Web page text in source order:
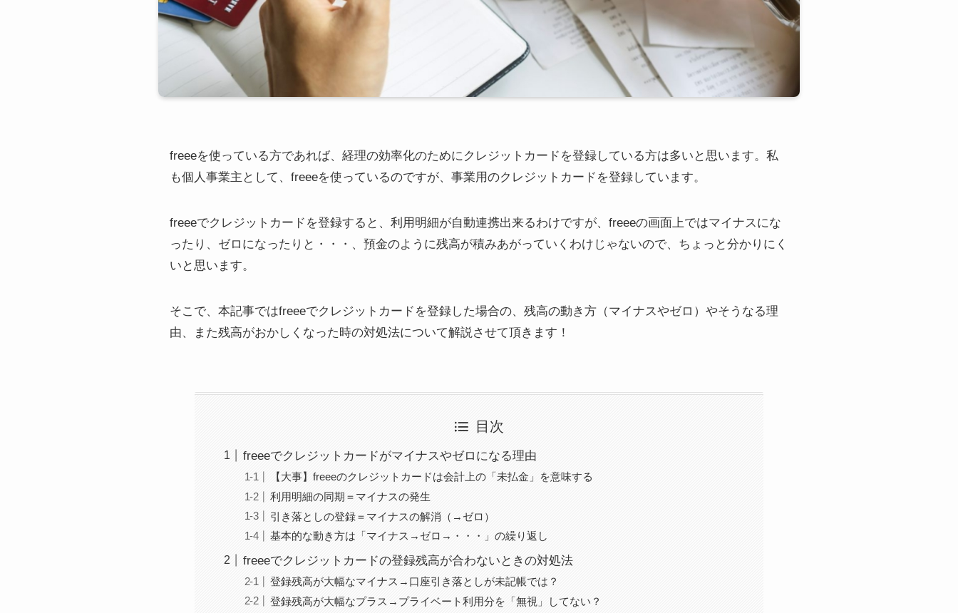
freeeを使っている方であれば、経理の効率化のためにクレジットカードを登録している方は多いと思います。私
も個人事業主として、freeeを使っているのですが、事業用のクレジットカードを登録しています。
freeeでクレジットカードを登録すると、利用明細が自動連携出来るわけですが、freeeの画面上ではマイナスにな
ったり、ゼロになったりと・・・、預金のように残高が積みあがっていくわけじゃないので、ちょっと分かりにく
いと思います。
そこで、本記事ではfreeeでクレジットカードを登録した場合の、残高の動き方（マイナスやゼロ）やそうなる理
由、また残高がおかしくなった時の対処法について解説させて頂きます！
目次
freeeでクレジットカードがマイナスやゼロになる理由
【大事】freeeのクレジットカードは会計上の「未払金」を意味する
利用明細の同期＝マイナスの発生
引き落としの登録＝マイナスの解消（→ゼロ）
基本的な動き方は「マイナス→ゼロ→・・・」の繰り返し
freeeでクレジットカードの登録残高が合わないときの対処法
登録残高が大幅なマイナス→口座引き落としが未記帳では？
登録残高が大幅なプラス→プライベート利用分を「無視」してない？